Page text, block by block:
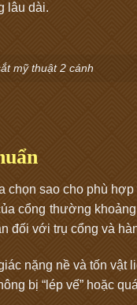
lâu dài.
mỹ thuật 2 cánh
sao cho phù hợp
cổng thường
đối với trụ cổng và
nặng nề và tốn vật
bị “lép vế” hoặc